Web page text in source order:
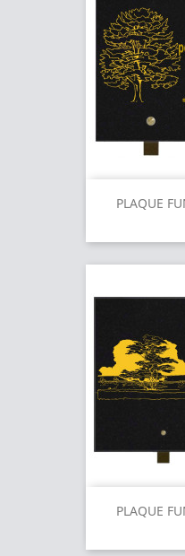
PLAQUE
PLAQUE